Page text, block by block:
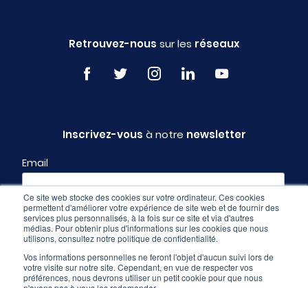
Ce site web stocke des cookies sur votre ordinateur. Ces cookies
permettent d'améliorer votre expérience de site web et de fournir des
services plus personnalisés, à la fois sur ce site et via d'autres
médias. Pour obtenir plus d'informations sur les cookies que nous
utilisons, consultez notre politique de confidentialité.
Vos informations personnelles ne feront l'objet d'aucun suivi lors de
votre visite sur notre site. Cependant, en vue de respecter vos
préférences, nous devrons utiliser un petit cookie pour que nous
Retrouvez-nous sur les réseaux
Inscrivez-vous à notre newsletter
Email
Profil